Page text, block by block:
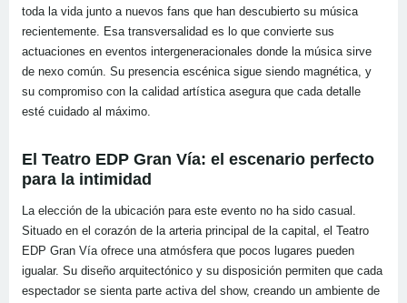
toda la vida junto a nuevos fans que han descubierto su música
recientemente. Esa transversalidad es lo que convierte sus
actuaciones en eventos intergeneracionales donde la música sirve
de nexo común. Su presencia escénica sigue siendo magnética, y
su compromiso con la calidad artística asegura que cada detalle
esté cuidado al máximo.
El Teatro EDP Gran Vía: el escenario perfecto
para la intimidad
La elección de la ubicación para este evento no ha sido casual.
Situado en el corazón de la arteria principal de la capital, el Teatro
EDP Gran Vía ofrece una atmósfera que pocos lugares pueden
igualar. Su diseño arquitectónico y su disposición permiten que cada
espectador se sienta parte activa del show, creando un ambiente de